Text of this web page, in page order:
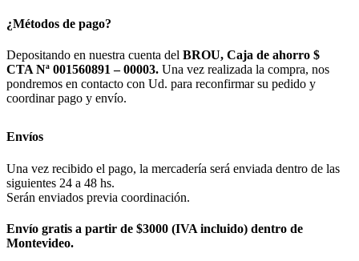
¿Métodos de pago?
Depositando en nuestra cuenta del BROU, Caja de ahorro $
CTA Nª 001560891 – 00003. Una vez realizada la compra, nos
pondremos en contacto con Ud. para reconfirmar su pedido y
coordinar pago y envío.
Envíos
Una vez recibido el pago, la mercadería será enviada dentro de las
siguientes 24 a 48 hs.
Serán enviados previa coordinación.
Envío gratis a partir de $3000 (IVA incluido) dentro de
Montevideo.